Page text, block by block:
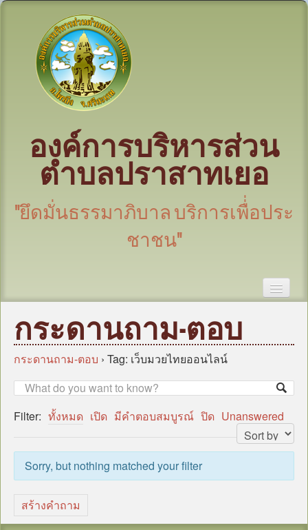
องค์การบริหารส่วน
ตำบลปราสาทเยอ
"ยึดมั่นธรรมาภิบาล บริการเพื่่อประ
ชาชน"
บุคลากร
ข้อมูลหน่วยงาน
กฎหมาย/ระเบียบ/คู่มือ
ภารกิจ/กิจกรรม
มาตรการป้องกันการทุจริต
หน่วยตรวจสอบภายใน
ศูนย์บริการร่วม (Oss)
กระดานถาม-ตอบ
กระดานถาม-ตอบ › Tag: เว็บมวยไทยออนไลน์
Filter: ทั้งหมด เปิด มีคำตอบสมบูรณ์ ปิด Unanswered
Sorry, but nothing matched your filter
สร้างคำถาม